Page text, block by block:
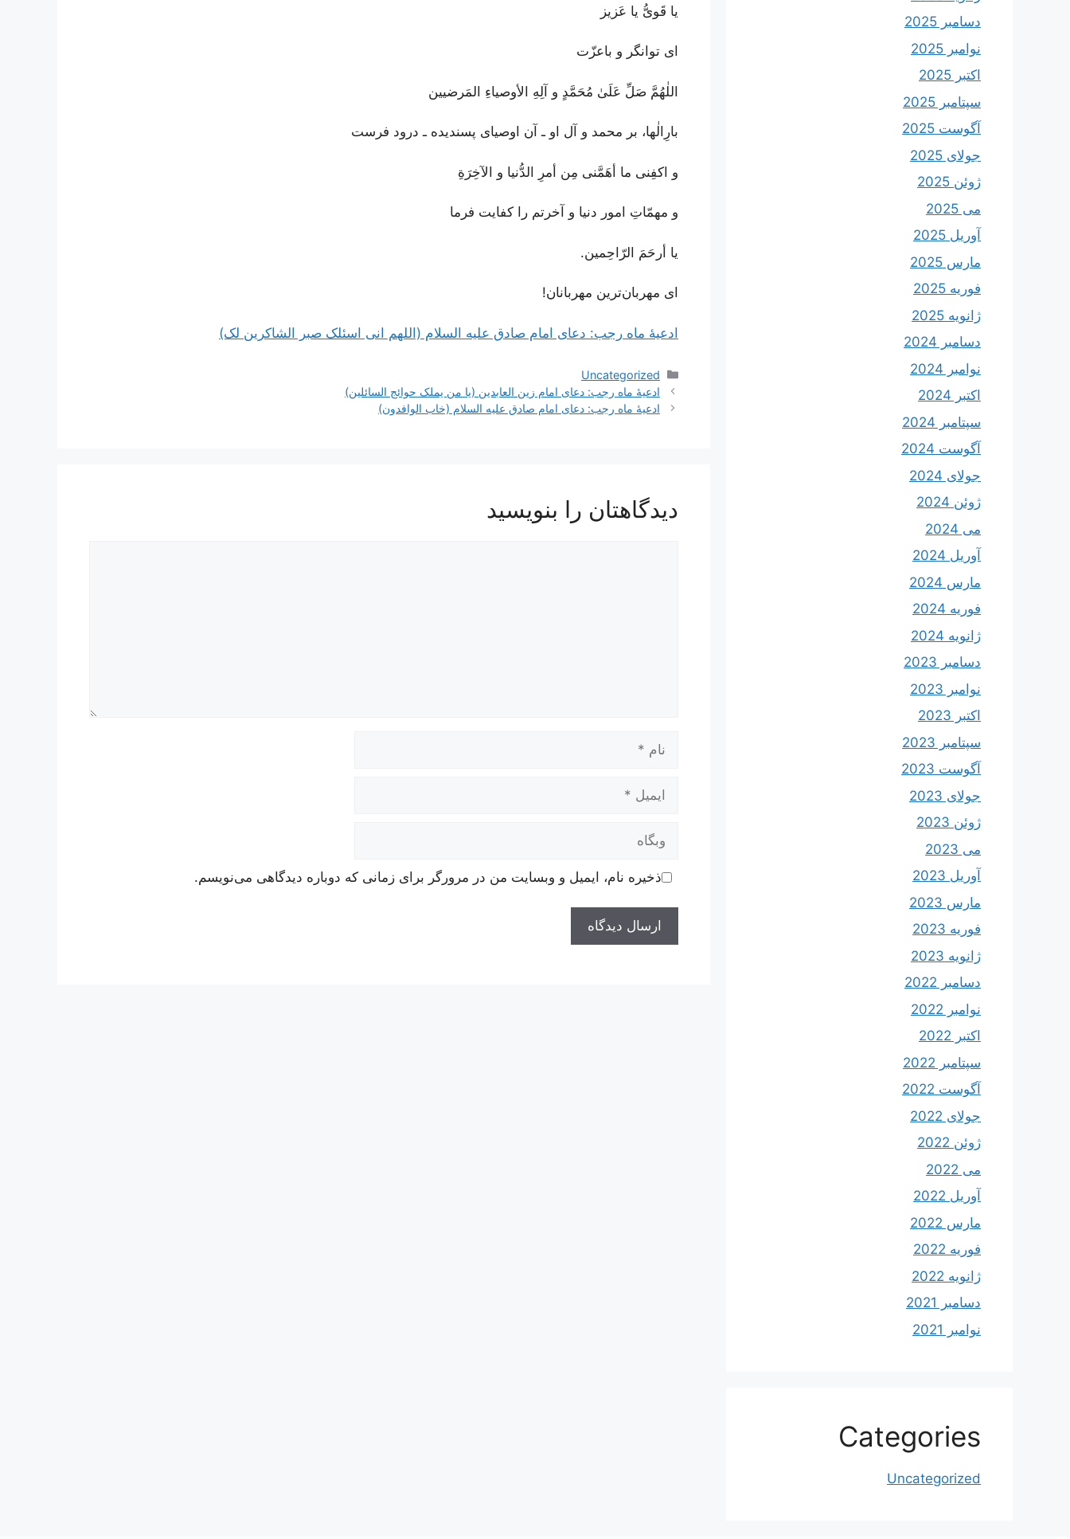
يا قَوىُّ يا عَزيز
ای توانگر و باعزّت
اللٰهُمَّ صَلِّ عَلَىٰ مُحَمَّدٍ و آلِهِ الأوصياءِ المَرضيين
بارِالٰها، بر محمد و آل او ـ آن اوصیای پسندیده ـ درود فرست
و اكفِنى ما أهَمَّنى مِن أمرِ الدُّنيا و الآخِرَةِ
و مهمّاتِ امور دنیا و آخرتم را کفایت فرما
يا أرحَمَ الرّاحِمين.
ای مهربان‌ترین مهربانان!
ادعیۀ ماه رجب: دعای امام صادق علیه السلام (اللهم انی اسئلک صبر الشاکرین لک)
دسته‌ها
Uncategorized
ناوبری
نوشته‌ها
ادعیۀ ماه رجب: دعای امام زین العابدین (یا من یملک حوائج السائلین)
ادعیۀ ماه رجب: دعای امام صادق علیه السلام (خاب الوافدون)
دیدگاهتان را بنویسید
وبگاه
ذخیره نام، ایمیل و وبسایت من در مرورگر برای زمانی که دوباره دیدگاهی می‌نویسم.
دسامبر 2025
نوامبر 2025
اکتبر 2025
سپتامبر 2025
آگوست 2025
جولای 2025
ژوئن 2025
می 2025
آوریل 2025
مارس 2025
فوریه 2025
ژانویه 2025
دسامبر 2024
نوامبر 2024
اکتبر 2024
سپتامبر 2024
آگوست 2024
جولای 2024
ژوئن 2024
می 2024
آوریل 2024
مارس 2024
فوریه 2024
ژانویه 2024
دسامبر 2023
نوامبر 2023
اکتبر 2023
سپتامبر 2023
آگوست 2023
جولای 2023
ژوئن 2023
می 2023
آوریل 2023
مارس 2023
فوریه 2023
ژانویه 2023
دسامبر 2022
نوامبر 2022
اکتبر 2022
سپتامبر 2022
آگوست 2022
جولای 2022
ژوئن 2022
می 2022
آوریل 2022
مارس 2022
فوریه 2022
ژانویه 2022
دسامبر 2021
نوامبر 2021
Categories
Uncategorized